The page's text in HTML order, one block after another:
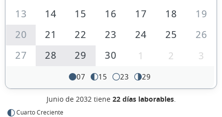
13
14 15 16 17 18
19
20
21 22 23 24 25
26
27
28 29 30 1 2 3
07 15 23 29
Junio de 2032 tiene 22 días laborables.
Cuarto Creciente